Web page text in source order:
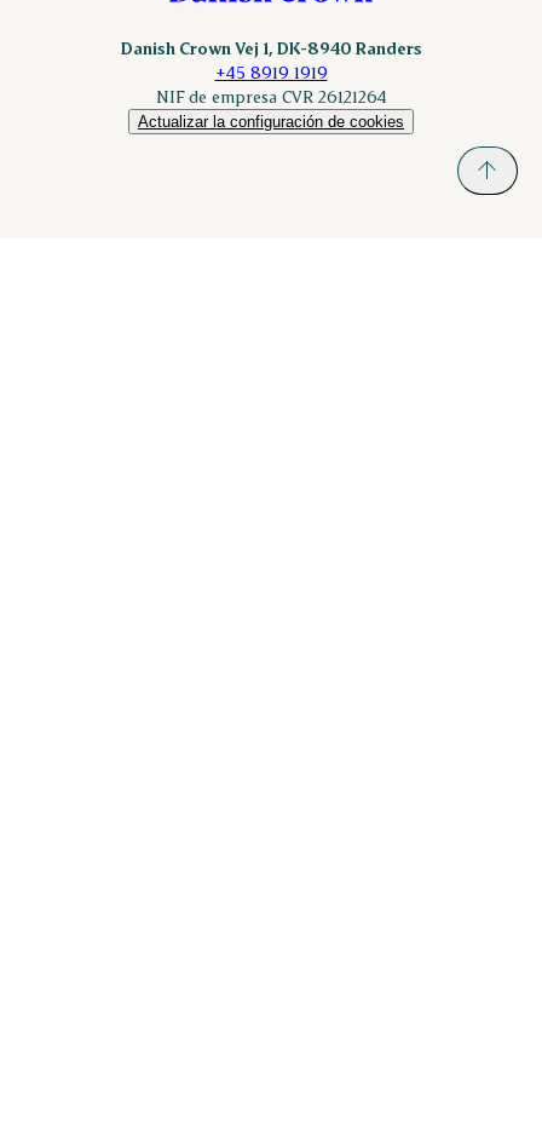
Danish Crown Vej 1, DK-8940 Randers
+45 8919 1919
NIF de empresa CVR 26121264
Actualizar la configuración de cookies